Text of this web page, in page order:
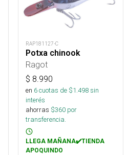
RAP181127-C
Potxa chinook
Ragot
$ 8.990
en 6cuotas de $1.498sin
interés
ahorras $360 por
transferencia.
LLEGA MAÑANA✔️TIENDA
APOQUINDO